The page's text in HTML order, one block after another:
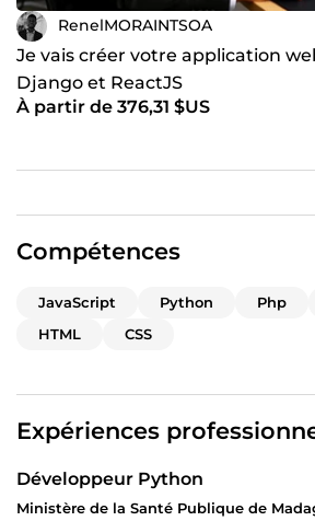
RenelMORAINTSOA
Je vais créer votre application
Django et ReactJS
À partir de 376,31 $US
Compétences
JavaScript Python Php
HTML
CSS
Expériences
Développeur Python
Ministère de la Santé Publique de